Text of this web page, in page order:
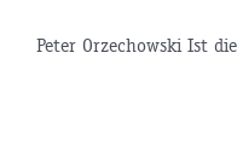
Peter Orzechowski Ist